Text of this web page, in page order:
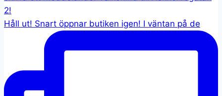
Håll ut! Snart öppnar butiken igen! I väntan på de